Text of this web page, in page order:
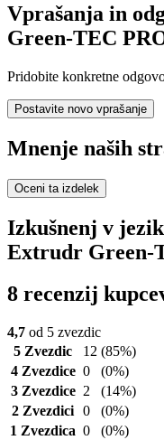
Vprašanja in
Green-TEC
Pridobite konkretne
Postavite novo vprašanje
Mnenje naših
Oceni ta izdelek
Izkušnenj v
Extrudr Green-
8 recenzij
4,7 od 5 zvezdic
5 Zvezdic
12 (85%)
4 Zvezdice 0
(0%)
3 Zvezdice 2
(14%)
2 Zvezdici 0
(0%)
1 Zvezdica 0 (0%)